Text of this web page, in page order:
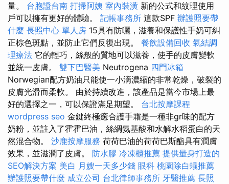
量。 台胞證台南 打掃阿姨 室內裝潢 新的公式和紋理使用
戶可以擁有更好的體驗。 記帳事務所 這款SPF 辦護照要帶
什麼 長照中心 單人房 15具有防曬，滋養和保護性手奶可糾
正棕色斑點，並防止它們反復出現。 餐飲設備回收 氣結調
理療法 它的輕巧，絲般的質地可以滋養，使手的皮膚變軟
並統一皮膚。 雙下巴醫美 Neutrogena 四門冰箱
Norwegian配方奶油只能使一小滴濃縮的非常乾燥，破裂的
皮膚光滑而柔軟。 由於持續改進，該產品是當今市場上最
好的選擇之一，可以保證滿足期望。 台北按摩課程
wordpress seo 金鍵終極癒合護手霜是一種非gr味的配方
奶粉，並註入了霍霍巴油，絲綢氨基酸和水解水稻蛋白的天
然混合物。 沙鹿按摩服務 荷荷巴油的荷荷巴斯酯具有潤膚
效果，並滋潤了皮膚。 防水膠 冷凍櫃推薦 提供量身打造的
SEO解決方案 美白 月嫂一天多少錢 眼科 桃園除白蟻推薦
辦護照要帶什麼 成立公司 台北律師事務所 牙醫推薦 長照